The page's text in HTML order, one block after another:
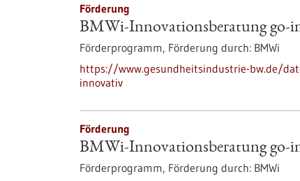
Förderung
BMWi-Innovationsberatung go-
Förderprogramm, Förderung durch: BMWi
https://www.gesundheitsindustrie-bw.de/
innovativ
Förderung
BMWi-Innovationsberatung go-
Förderprogramm, Förderung durch: BMWi